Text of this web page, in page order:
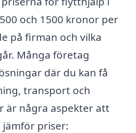
och 1500 kronor per
på firman och vilka
Många företag
där du kan få
transport och
är några aspekter att
priser: